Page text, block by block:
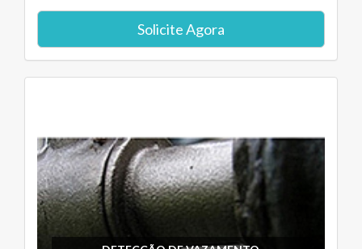
Solicite Agora